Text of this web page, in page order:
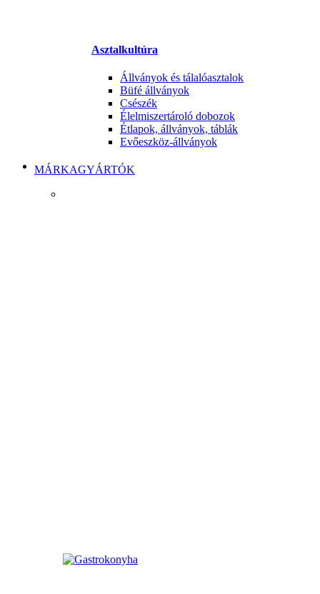
Asztalkultúra
Állványok és tálalóasztalok
Büfé állványok
Csészék
Élelmiszertároló dobozok
Étlapok, állványok, táblák
Evőeszköz-állványok
MÁRKAGYÁRTÓK